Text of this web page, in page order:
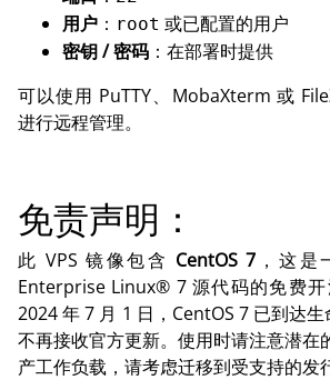
用户 ： root 或已配置的用户
密钥 / 密码 ：在部署时提供
可以使用 PuTTY、MobaXterm 或
进行远程管理。
免责声明：
此 VPS 镜像包含 CentOS 7，这是
Enterprise Linux® 7 源代码的免费
2024 年 7 月 1 日，CentOS 7 已到达生
不再接收官方更新。使用时请注意潜在
产工作负载，请考虑迁移到受支持的发